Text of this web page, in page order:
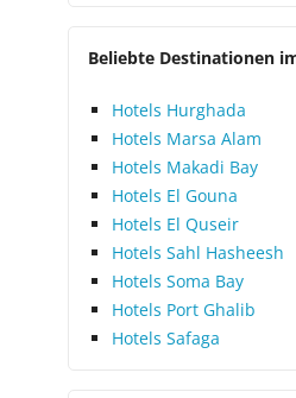
Beliebte Destinationen
Hotels Hurghada
Hotels Marsa Alam
Hotels Makadi Bay
Hotels El Gouna
Hotels El Quseir
Hotels Sahl Hasheesh
Hotels Soma Bay
Hotels Port Ghalib
Hotels Safaga